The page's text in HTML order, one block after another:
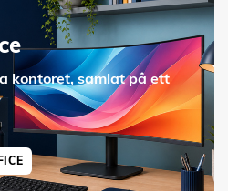
kontoret, samlat på ett